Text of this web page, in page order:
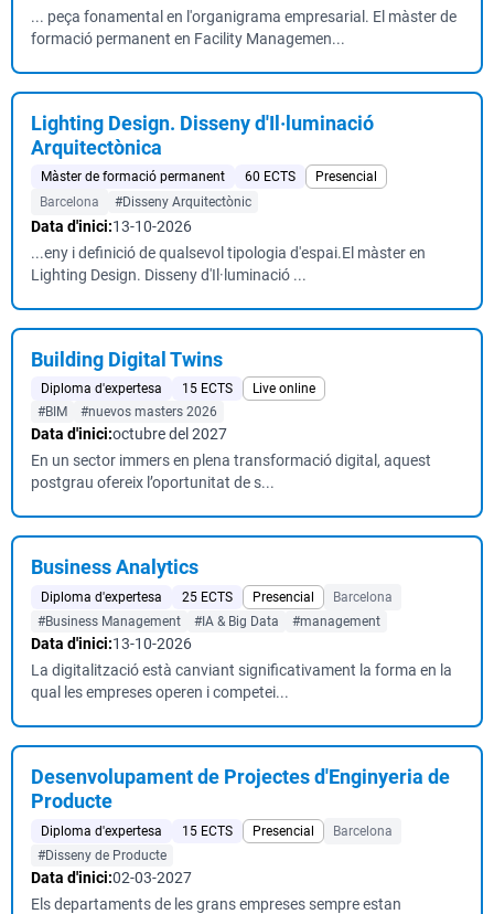
... peça fonamental en l'organigrama empresarial. El màster de
formació permanent en Facility Managemen...
Lighting Design. Disseny d'Il·luminació
Arquitectònica
Màster de formació permanent 60 ECTS
Presencial
Barcelona
#Disseny Arquitectònic
Data d'inici:13-10-2026
...eny i definició de qualsevol tipologia d'espai.El màster en
Lighting Design. Disseny d'Il·luminació ...
Building Digital Twins
Diploma d'expertesa 15 ECTS
Live online
#BIM
#nuevos masters 2026
Data d'inici:octubre del 2027
En un sector immers en plena transformació digital, aquest
postgrau ofereix l’oportunitat de s...
Business Analytics
Diploma d'expertesa 25 ECTS Presencial
Barcelona
#Business Management
#IA & Big Data #management
Data d'inici:13-10-2026
La digitalització està canviant significativament la forma en la
qual les empreses operen i competei...
Desenvolupament de Projectes d'Enginyeria de
Producte
Diploma d'expertesa 15 ECTS Presencial
Barcelona
#Disseny de Producte
Data d'inici:02-03-2027
Els departaments de les grans empreses sempre estan